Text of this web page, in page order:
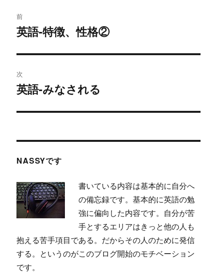
稿
ビ
ゲ
ー
前
過
の
投
稿:
英語-特徴、性格②
次
次
投
英語-みなされる
NASSYです
書いている内容は基本的に自分へ
の備忘録です。基本的に英語の勉
強に偏向した内容です。自分が苦
手とするエリアはきっと他の人も
抱える苦手項目である。だからその人のために発信
する。というのがこのブログ開始のモチベーション
です。